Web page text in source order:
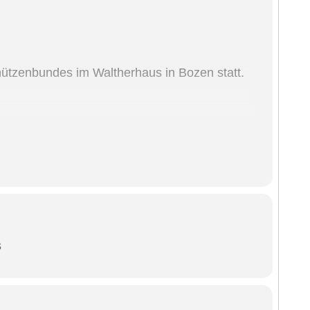
im Waltherhaus in Bozen statt.
Ehrensalve der Schützenkompanie